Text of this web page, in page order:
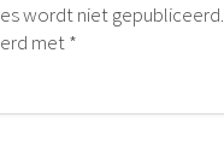
wordt niet gepubliceerd.
met*